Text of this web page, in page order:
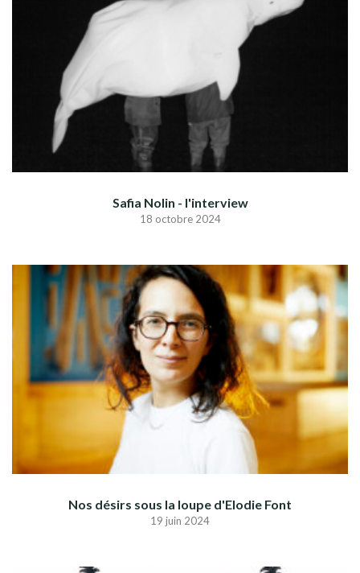
Safia Nolin - l'interview
18 octobre 2024
Nos désirs sous la loupe d'Elodie Font
19 juin 2024